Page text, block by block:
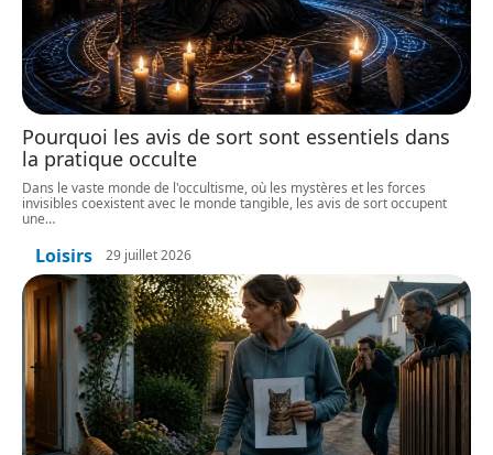
Pourquoi les avis de sort sont essentiels dans
la pratique occulte
Dans le vaste monde de l'occultisme, où les mystères et les forces
invisibles coexistent avec le monde tangible, les avis de sort occupent
une…
Loisirs 29 juillet 2026